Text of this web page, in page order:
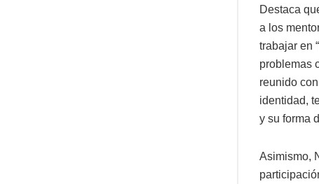
Destaca
a los
trabajar en
problemas
reunido
identidad,
y su forma
Asimismo,